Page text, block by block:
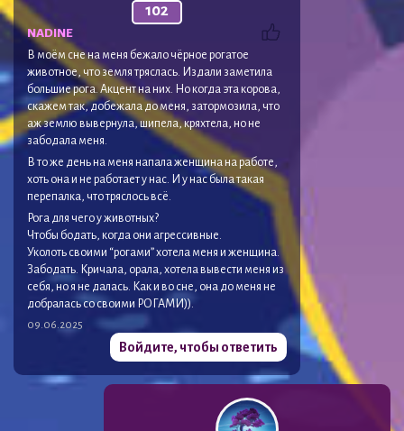
102
NADINE
В моём сне на меня бежало чёрное рогатое
животное, что земля тряслась. Издали заметила
большие рога. Акцент на них. Но когда эта корова,
скажем так, добежала до меня, затормозила, что
аж землю вывернула, шипела, кряхтела, но не
забодала меня.
В то же день на меня напала женщина на работе,
хоть она и не работает у нас. И у нас была такая
перепалка, что тряслось всё.
Рога для чего у животных?
Чтобы бодать, когда они агрессивные.
Уколоть своими “рогами” хотела меня и женщина.
Забодать. Кричала, орала, хотела вывести меня из
себя, но я не далась. Как и во сне, она до меня не
добралась со своими РОГАМИ)).
09.06.2025
Войдите, чтобы ответить